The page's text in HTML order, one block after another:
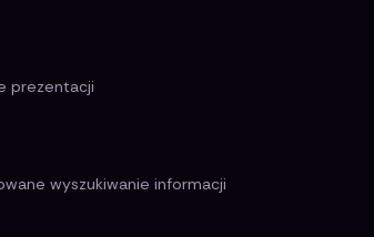
prezentacji
wyszukiwanie informacji